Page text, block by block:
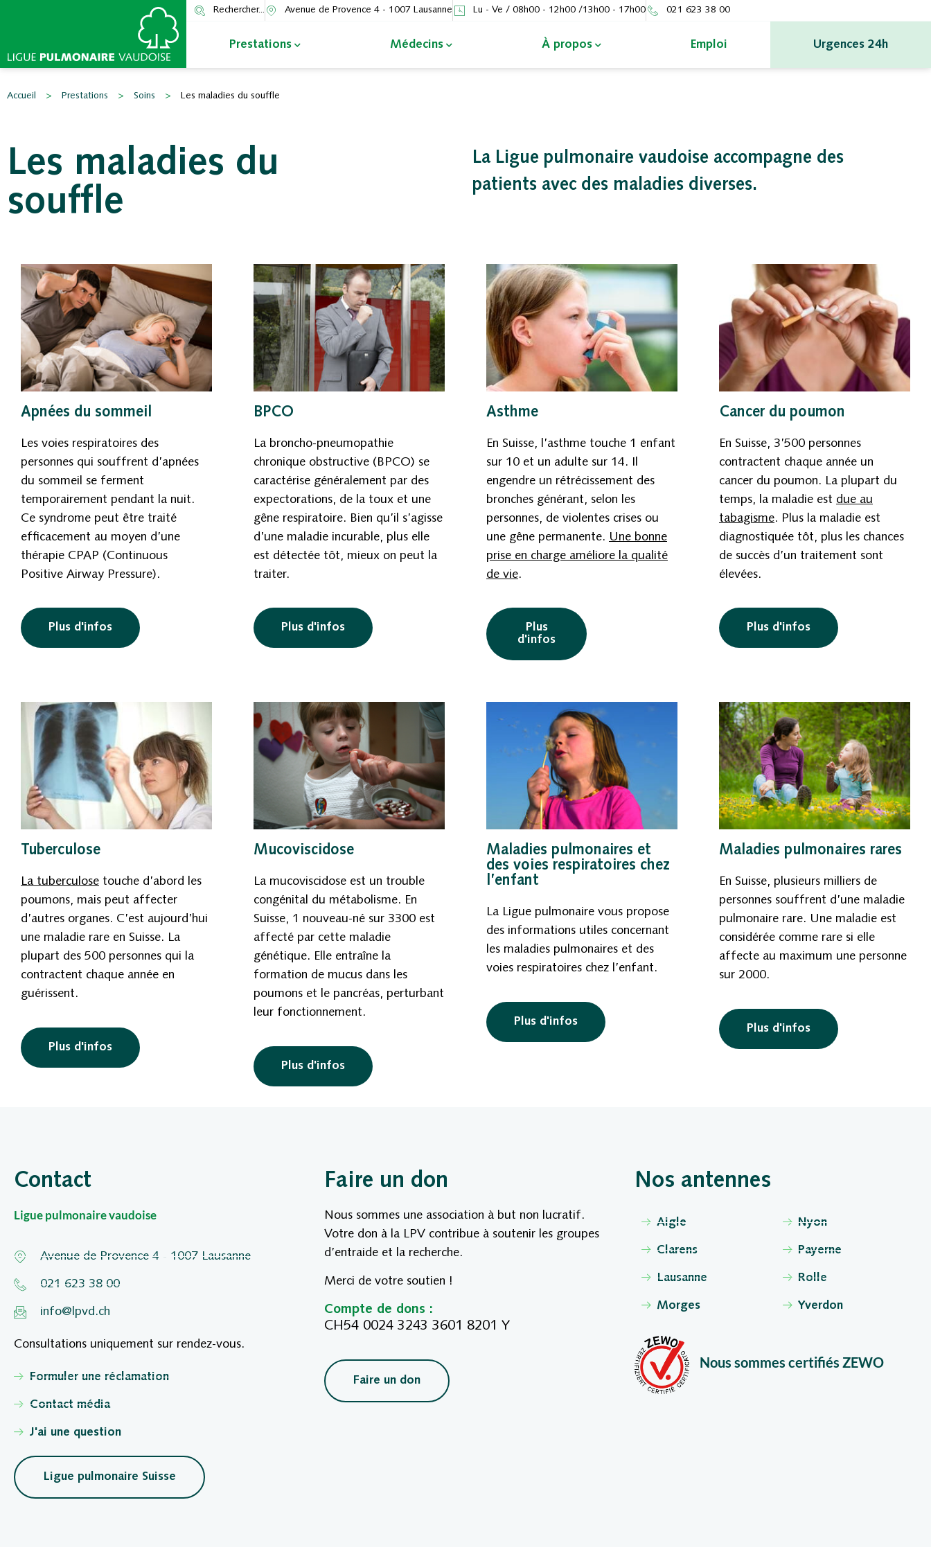
Rechercher... Avenue de Provence 4 - 1007 Lausanne Lu - Ve / 08h00 - 12h00 /13h00 - 17h00 021 623 38 00
Prestations Médecins À propos Emploi Urgences 24h
Accueil > Prestations > Soins > Les maladies du souffle
Les maladies du
souffle
La Ligue pulmonaire vaudoise accompagne des
patients avec des maladies diverses.
Apnées du sommeil
Les voies respiratoires des
personnes qui souffrent d’apnées
du sommeil se ferment
temporairement pendant la nuit.
Ce syndrome peut être traité
efficacement au moyen d’une
thérapie CPAP (Continuous
Positive Airway Pressure).
Plus d'infos
BPCO
La broncho-pneumopathie
chronique obstructive (BPCO) se
caractérise généralement par des
expectorations, de la toux et une
gêne respiratoire. Bien qu’il s’agisse
d’une maladie incurable, plus elle
est détectée tôt, mieux on peut la
traiter.
Plus d'infos
Asthme
En Suisse, l’asthme touche 1 enfant
sur 10 et un adulte sur 14. Il
engendre un rétrécissement des
bronches générant, selon les
personnes, de violentes crises ou
une gêne permanente. Une bonne
prise en charge améliore la qualité
de vie.
Plus
d'infos
Cancer du poumon
En Suisse, 3’500 personnes
contractent chaque année un
cancer du poumon. La plupart du
temps, la maladie est due au
tabagisme. Plus la maladie est
diagnostiquée tôt, plus les chances
de succès d’un traitement sont
élevées.
Plus d'infos
Tuberculose
La tuberculose touche d’abord les
poumons, mais peut affecter
d’autres organes. C’est aujourd’hui
une maladie rare en Suisse. La
plupart des 500 personnes qui la
contractent chaque année en
guérissent.
Plus d'infos
Mucoviscidose
La mucoviscidose est un trouble
congénital du métabolisme. En
Suisse, 1 nouveau-né sur 3300 est
affecté par cette maladie
génétique. Elle entraîne la
formation de mucus dans les
poumons et le pancréas, perturbant
leur fonctionnement.
Plus d'infos
Maladies pulmonaires et
des voies respiratoires chez
l’enfant
La Ligue pulmonaire vous propose
des informations utiles concernant
les maladies pulmonaires et des
voies respiratoires chez l’enfant.
Plus d'infos
Maladies pulmonaires rares
En Suisse, plusieurs milliers de
personnes souffrent d’une maladie
pulmonaire rare. Une maladie est
considérée comme rare si elle
affecte au maximum une personne
sur 2000.
Plus d'infos
Contact
Ligue pulmonaire vaudoise
Avenue de Provence 4 - 1007 Lausanne
021 623 38 00
info@lpvd.ch
Consultations uniquement sur rendez-vous.
Formuler une réclamation
Contact média
J'ai une question
Ligue pulmonaire Suisse
Faire un don
Nous sommes une association à but non lucratif.
Votre don à la LPV contribue à soutenir les groupes
d’entraide et la recherche.
Merci de votre soutien !
Compte de dons :
CH54 0024 3243 3601 8201 Y
Faire un don
Nos antennes
Aigle
Clarens
Lausanne
Morges
Nyon
Payerne
Rolle
Yverdon
Nous sommes certifiés ZEWO